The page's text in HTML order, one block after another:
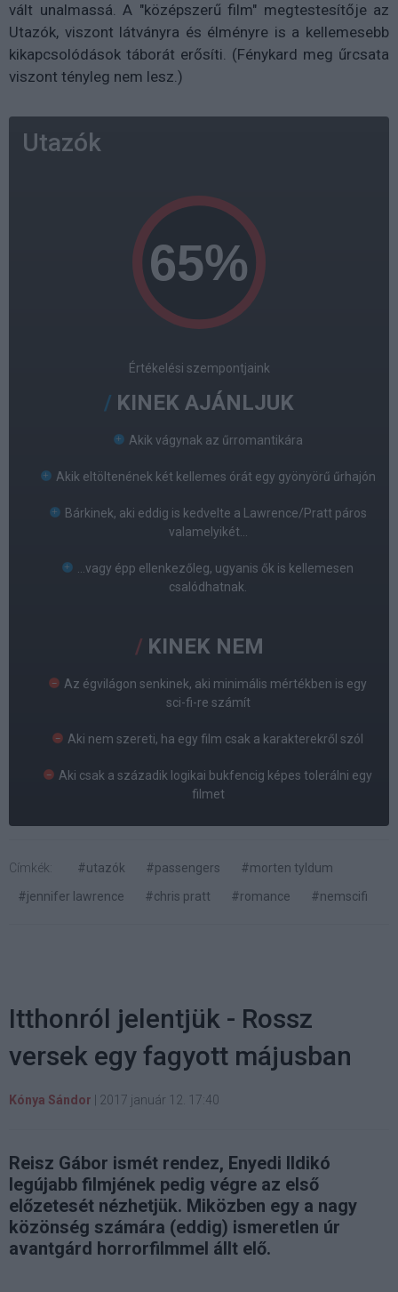
vált unalmassá. A "középszerű film" megtestesítője az
Utazók, viszont látványra és élményre is a kellemesebb
kikapcsolódások táborát erősíti. (Fénykard meg űrcsata
viszont tényleg nem lesz.)
Utazók
Értékelési szempontjaink
KINEK AJÁNLJUK
Akik vágynak az űrromantikára
Akik eltöltenének két kellemes órát egy gyönyörű űrhajón
Bárkinek, aki eddig is kedvelte a Lawrence/Pratt páros
valamelyikét...
...vagy épp ellenkezőleg, ugyanis ők is kellemesen
csalódhatnak.
KINEK NEM
Az égvilágon senkinek, aki minimális mértékben is egy
sci-fi-re számít
Aki nem szereti, ha egy film csak a karakterekről szól
Aki csak a századik logikai bukfencig képes tolerálni egy
filmet
Címkék: #utazók #passengers
#morten tyldum
#jennifer lawrence
#chris pratt #romance #nemscifi
Itthonról jelentjük - Rossz
versek egy fagyott májusban
Kónya Sándor 2017 január 12. 17:40
Reisz Gábor ismét rendez, Enyedi Ildikó
legújabb filmjének pedig végre az első
előzetesét nézhetjük. Miközben egy a nagy
közönség számára (eddig) ismeretlen úr
avantgárd horrorfilmmel állt elő.